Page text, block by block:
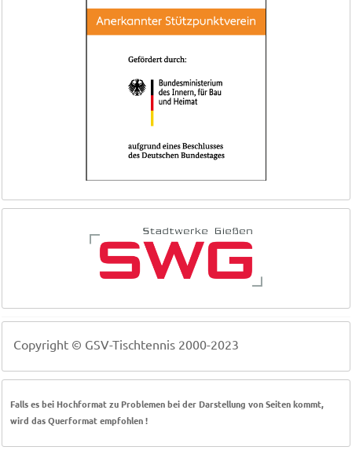
Copyright © GSV-Tischtennis 2000-2023
Falls es bei Hochformat zu Problemen bei der Darstellung von Seiten kommt,
wird das Querformat empfohlen !